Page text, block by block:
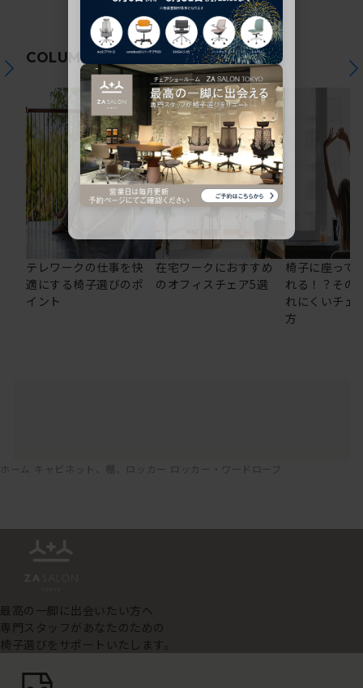
COLUMN 関連コラム
テレワークの仕事を快
適にする椅子選びのポ
イント
在宅ワークにおすすめ
のオフィスチェア5選
椅子に座って
れる！？その
れにくいチェ
方
ホーム キャビネット、棚、ロッカー ロッカー・ワードローブ
最高の一脚に出会いたい方へ
専門スタッフがあなたのための
椅子選びをサポートいたします。